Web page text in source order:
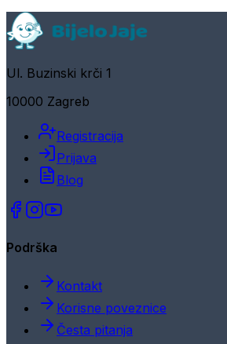
Ul. Buzinski krči 1
10000 Zagreb
Registracija
Prijava
Blog
Podrška
Kontakt
Korisne poveznice
Česta pitanja